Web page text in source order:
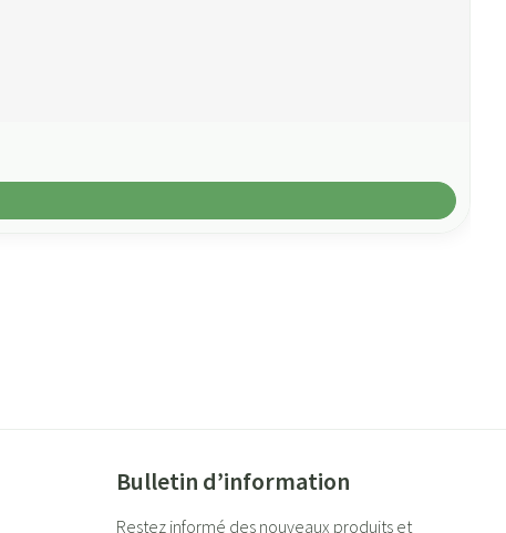
Bulletin d’information
Restez informé des nouveaux produits et